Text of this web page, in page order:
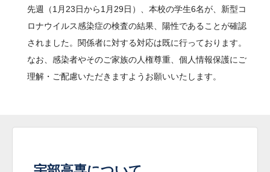
先週（1月23日から1月29日）、本校の学生6名が、新型コ
ロナウイルス感染症の検査の結果、陽性であることが確認
されました。関係者に対する対応は既に行っております。
なお、感染者やそのご家族の人権尊重、個人情報保護にご
理解・ご配慮いただきますようお願いいたします。